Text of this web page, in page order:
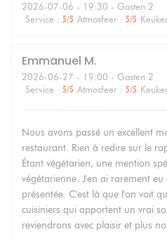
2026-07-06 - 19:30 - Gasten 2
Service : 5/5 Atmosfeer : 5/5
Emmanuel M
2026-06-27 - 19:00 - Gasten 2
Service : 5/5 Atmosfeer : 5/5
Nous avons passé un excellent
restaurant. Rien à redire sur le
Étant végétarien, une mention
végétarienne. J'en ai rarement eu
présentée. C'est là que l'on voit
cuisiniers qui apportent un vrai
reviendrons avec plaisir et plus